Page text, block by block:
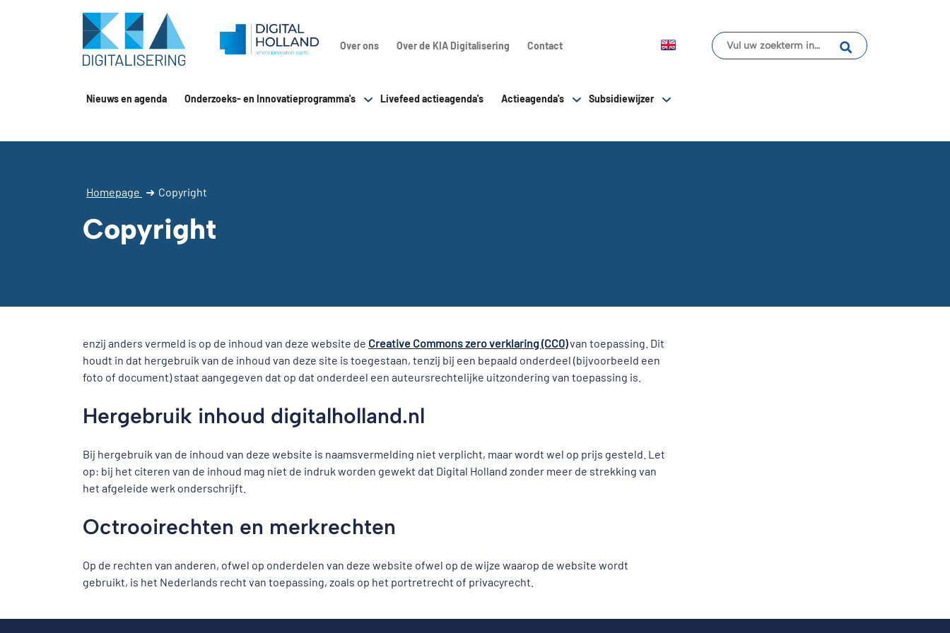
Over ons Over de KIA Digitalisering Contact
Nieuws en agenda Onderzoeks- en Innovatieprogramma's Livefeed actieagenda's Actieagenda's Subsidiewijzer
Homepage ➜ Copyright
Copyright
enzij anders vermeld is op de inhoud van deze website de Creative Commons zero verklaring (CC0)van toepassing. Dit
houdt in dat hergebruik van de inhoud van deze site is toegestaan, tenzij bij een bepaald onderdeel (bijvoorbeeld een
foto of document) staat aangegeven dat op dat onderdeel een auteursrechtelijke uitzondering van toepassing is.
Hergebruik inhoud digitalholland.nl
Bij hergebruik van de inhoud van deze website is naamsvermelding niet verplicht, maar wordt wel op prijs gesteld. Let
op: bij het citeren van de inhoud mag niet de indruk worden gewekt dat Digital Holland zonder meer de strekking van
het afgeleide werk onderschrijft.
Octrooirechten en merkrechten
Op de rechten van anderen, ofwel op onderdelen van deze website ofwel op de wijze waarop de website wordt
gebruikt, is het Nederlands recht van toepassing, zoals op het portretrecht of privacyrecht.